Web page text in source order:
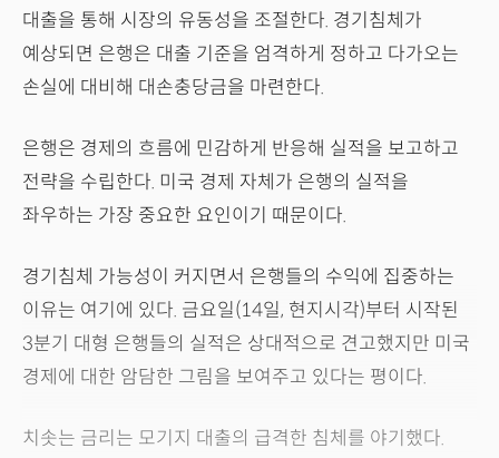
대출을 통해 시장의 유동성을 조절한다. 경기침체가
예상되면 은행은 대출 기준을 엄격하게 정하고 다가오는
손실에 대비해 대손충당금을 마련한다.
은행은 경제의 흐름에 민감하게 반응해 실적을 보고하고
전략을 수립한다. 미국 경제 자체가 은행의 실적을
좌우하는 가장 중요한 요인이기 때문이다.
경기침체 가능성이 커지면서 은행들의 수익에 집중하는
이유는 여기에 있다. 금요일(14일, 현지시각)부터 시작된
3분기 대형 은행들의 실적은 상대적으로 견고했지만 미국
경제에 대한 암담한 그림을 보여주고 있다는 평이다.
치솟는 금리는 모기지 대출의 급격한 침체를 야기했다.